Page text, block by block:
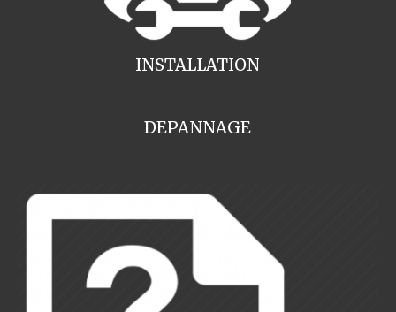
INSTALLATION
DEPANNAGE